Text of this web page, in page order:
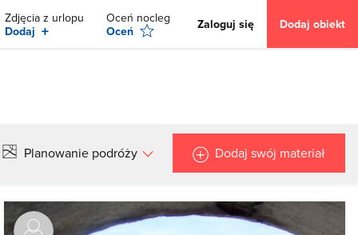
Zdjęcia z urlopu
Dodaj +
Oceń nocleg
Oceń
Zaloguj się Dodaj obiekt
Planowanie podróży Dodaj swój materiał